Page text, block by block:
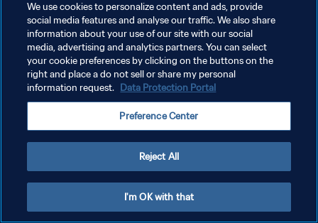
POLITIQUE DE CONFIDENTIALITÉ
CONDITIONS D'UTILISATION
GÉRER VOS PRÉFÉRENCES SUR LES COOKIES
We use cookies to personalize content and ads, provide
social media features and analyse our traffic. We also share
information about your use of our site with our social
media, advertising and analytics partners. You can select
your cookie preferences by clicking on the buttons on the
right and place a do not sell or share my personal
information request. Data Protection Portal
Preference Center
Reject All
I'm OK with that